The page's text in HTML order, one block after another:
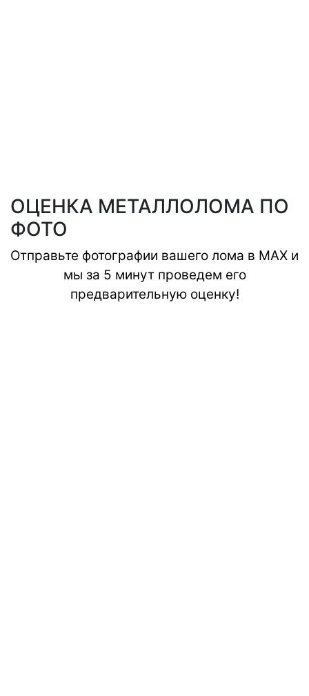
ОЦЕНКА МЕТАЛЛОЛОМА ПО
ФОТО
Отправьте фотографии вашего лома в MAX и
мы за 5 минут проведем его
предварительную оценку!